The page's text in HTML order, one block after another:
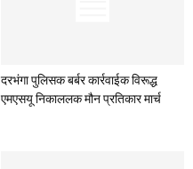
दरभंगा पुलिसक बर्बर कार्रवाईक विरूद्ध
एमएसयू निकाललक मौन प्रतिकार मार्च